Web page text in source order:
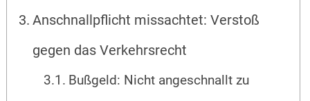
Anschnallpflicht missachtet: Verstoß
gegen das Verkehrsrecht
Bußgeld: Nicht angeschnallt zu